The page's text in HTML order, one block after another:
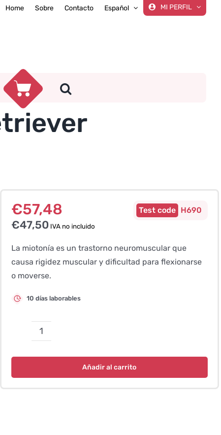
Home Sobre Contacto Español MI PERFIL
€57,48
€47,50IVA no incluido
H690
La miotonía es un trastorno neuromuscular que
causa rigidez muscular y dificultad para flexionarse
o moverse.
10 días laborables
Miotonía
Labrador
Añadir al carrito